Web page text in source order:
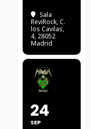
Sala
ReviRock, C.
los Cavilas,
4, 28052
Madrid
24
SEP